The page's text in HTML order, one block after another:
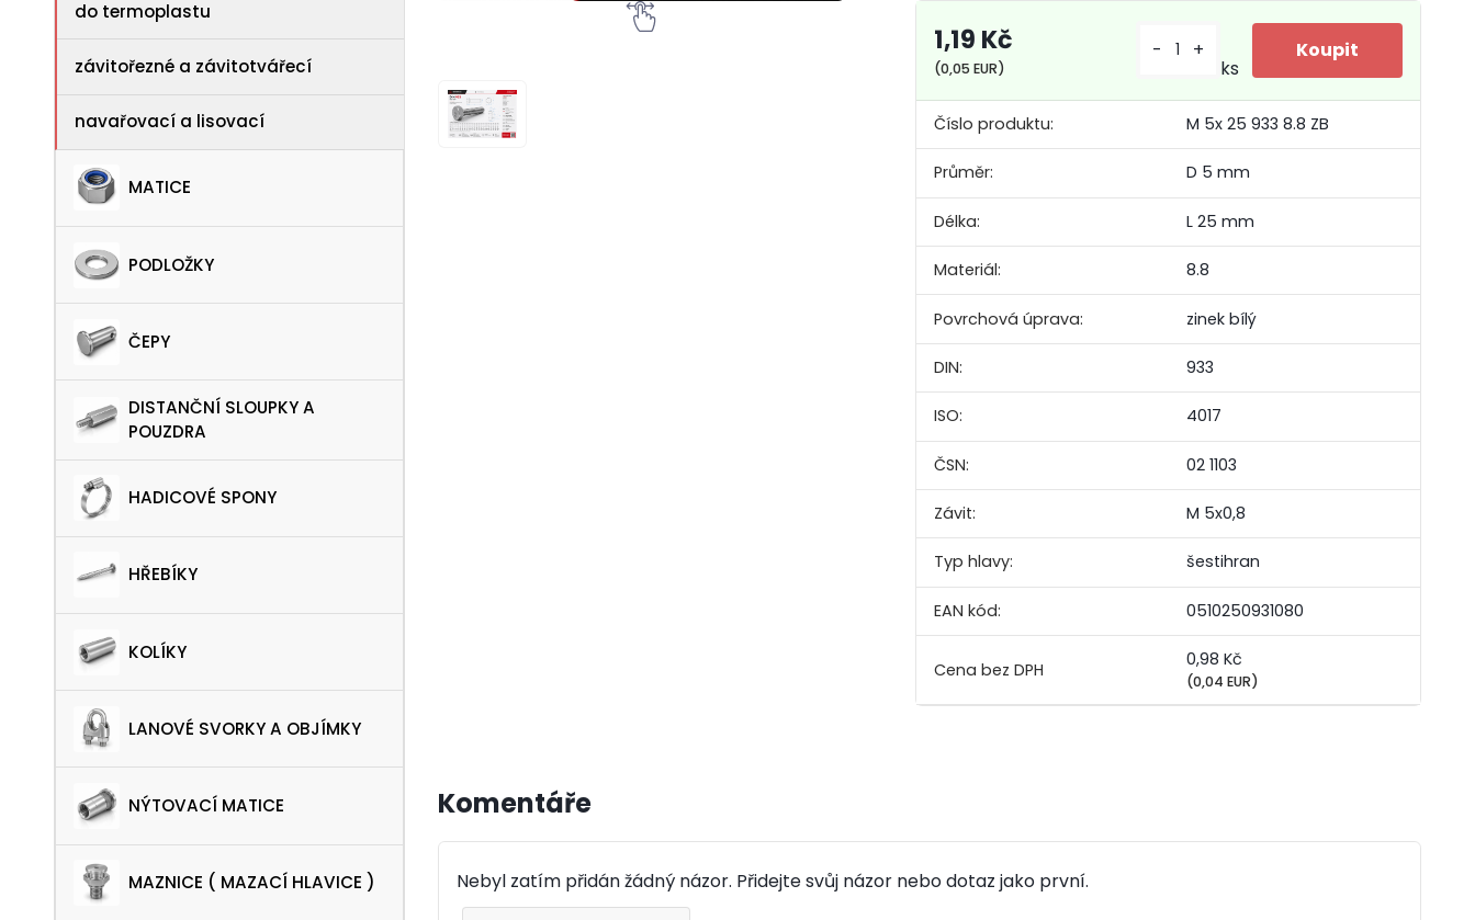
do termoplastu
závitořezné a závitotvářecí
navařovací a lisovací
MATICE
PODLOŽKY
ČEPY
DISTANČNÍ SLOUPKY A
POUZDRA
HADICOVÉ SPONY
HŘEBÍKY
KOLÍKY
LANOVÉ SVORKY A OBJÍMKY
NÝTOVACÍ MATICE
MAZNICE ( MAZACÍ HLAVICE )
Číslo produktu: M 5x 25 933 8.8 ZB
Průměr: D 5 mm
Délka: L 25 mm
Materiál: 8.8
Povrchová úprava: zinek bílý
DIN: 933
ISO: 4017
ČSN: 02 1103
Závit: M 5x0,8
Typ hlavy: šestihran
EAN kód: 0510250931080
0,98 Kč
(0,04 EUR)
1,19 Kč
(0,05 EUR)
- +
ks
Komentáře
Nebyl zatím přidán žádný názor. Přidejte svůj názor nebo dotaz jako první.